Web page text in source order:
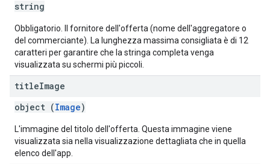
string
Obbligatorio. Il fornitore dell'offerta (nome dell'aggregatore o
del commerciante). La lunghezza massima consigliata è di 12
caratteri per garantire che la stringa completa venga
visualizzata su schermi più piccoli.
titleImage
object (Image)
L'immagine del titolo dell'offerta. Questa immagine viene
visualizzata sia nella visualizzazione dettagliata che in quella
elenco dell'app.